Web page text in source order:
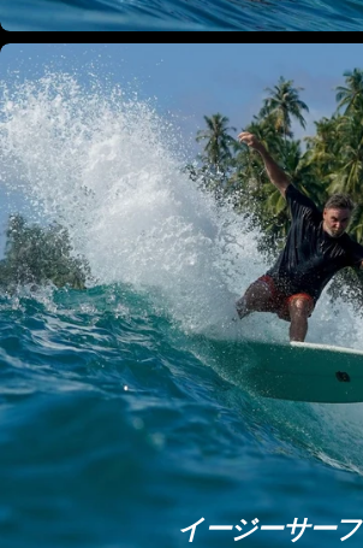
イージーサーフ